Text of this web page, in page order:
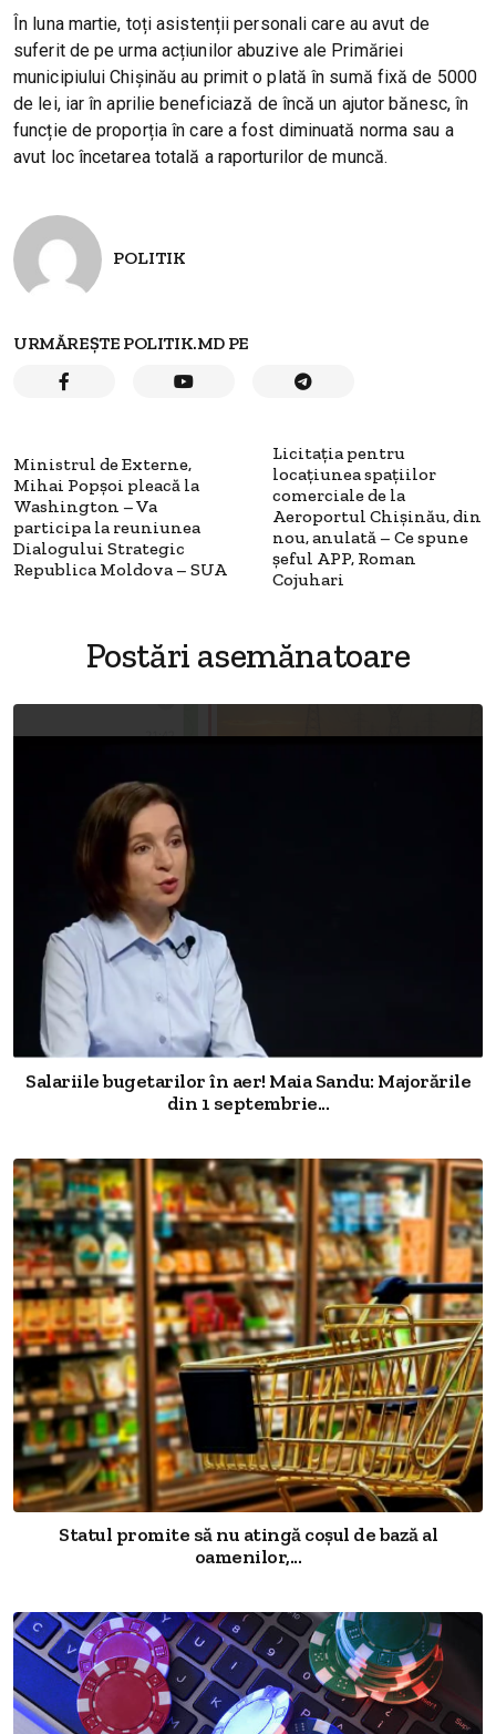
În luna martie, toți asistenții personali care au avut de
suferit de pe urma acțiunilor abuzive ale Primăriei
municipiului Chișinău au primit o plată în sumă fixă de 5000
de lei, iar în aprilie beneficiază de încă un ajutor bănesc, în
funcție de proporția în care a fost diminuată norma sau a
avut loc încetarea totală a raporturilor de muncă.
POLITIK
URMĂREȘTE POLITIK.MD PE
Ministrul de Externe,
Mihai Popșoi pleacă la
Washington – Va
participa la reuniunea
Dialogului Strategic
Republica Moldova – SUA
Licitația pentru
locațiunea spațiilor
comerciale de la
Aeroportul Chișinău, din
nou, anulată – Ce spune
șeful APP, Roman
Cojuhari
Postări asemănatoare
Salariile bugetarilor în aer! Maia Sandu: Majorările
din 1 septembrie...
Statul promite să nu atingă coșul de bază al
oamenilor,...